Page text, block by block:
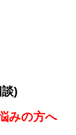
)
みの方へ